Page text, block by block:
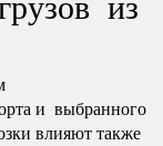
и выбранного
влияют также